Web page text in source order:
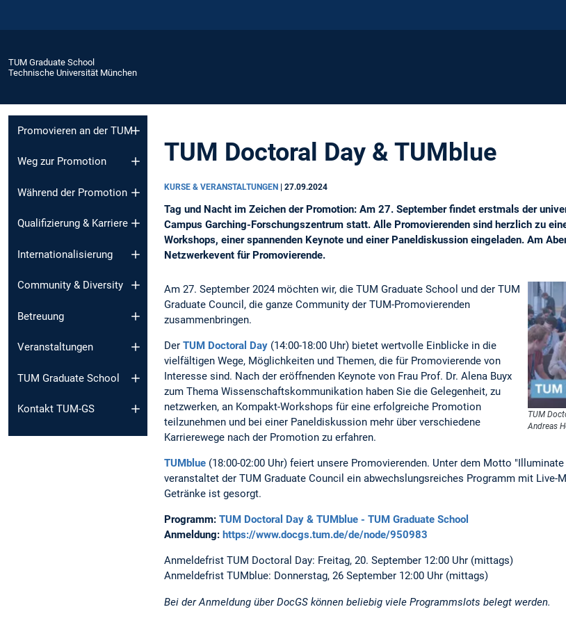
TUM Graduate School
Technische Universität München
Promovieren an der TUM
Weg zur Promotion
Während der Promotion
Qualifizierung & Karriere
Internationalisierung
Community & Diversity
Betreuung
Veranstaltungen
TUM Graduate School
Kontakt TUM-GS
TUM Doctoral Day & TUMblue
KURSE & VERANSTALTUNGEN | 27.09.2024
Tag und Nacht im Zeichen der Promotion: Am 27. September findet erstmals der
Campus Garching-Forschungszentrum statt. Alle Promovierenden sind herzlich zu
Workshops, einer spannenden Keynote und einer Paneldiskussion eingeladen. Am
Netzwerkevent für Promovierende.
TUM
Andreas
Am 27. September 2024 möchten wir, die TUM Graduate School und der TUM
Graduate Council, die ganze Community der TUM-Promovierenden
zusammenbringen.
Der TUM Doctoral Day (14:00-18:00 Uhr) bietet wertvolle Einblicke in die
vielfältigen Wege, Möglichkeiten und Themen, die für Promovierende von
Interesse sind. Nach der eröffnenden Keynote von Frau Prof. Dr. Alena Buyx
zum Thema Wissenschaftskommunikation haben Sie die Gelegenheit, zu
netzwerken, an Kompakt-Workshops für eine erfolgreiche Promotion
teilzunehmen und bei einer Paneldiskussion mehr über verschiedene
Karrierewege nach der Promotion zu erfahren.
TUMblue (18:00-02:00 Uhr) feiert unsere Promovierenden. Unter dem Motto
veranstaltet der TUM Graduate Council ein abwechslungsreiches Programm mit Live-
Getränke ist gesorgt.
Programm: TUM Doctoral Day & TUMblue - TUM Graduate School
Anmeldung: https://www.docgs.tum.de/de/node/950983
Anmeldefrist TUM Doctoral Day: Freitag, 20. September 12:00 Uhr (mittags)
Anmeldefrist TUMblue: Donnerstag, 26 September 12:00 Uhr (mittags)
Bei der Anmeldung über DocGS können beliebig viele Programmslots belegt werden.